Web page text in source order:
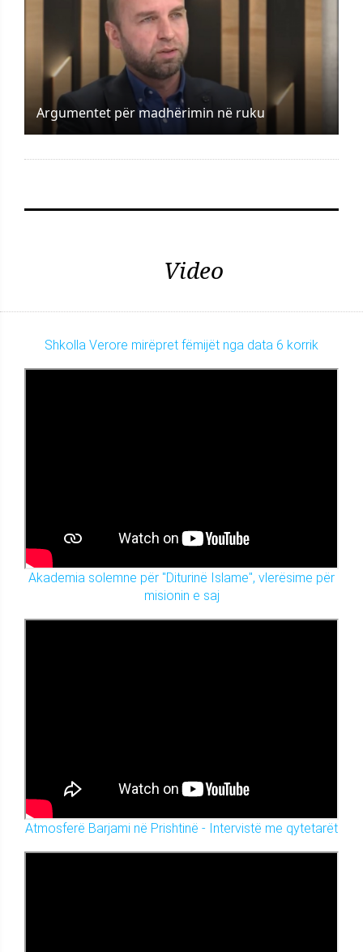
Argumentet për madhërimin në ruku
Video
Shkolla Verore mirëpret fëmijët nga data 6 korrik
Akademia solemne për "Diturinë Islame", vlerësime për
misionin e saj
Atmosferë Barjami në Prishtinë - Intervistë me qytetarët